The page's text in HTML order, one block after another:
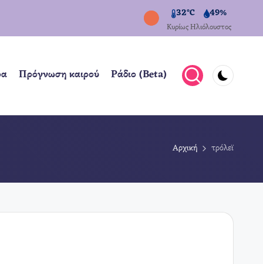
32°C 49%
Κυρίως Ηλιόλουστος
Πρόγνωση καιρού Ράδιο (Beta)
Αρχική τρόλεϊ